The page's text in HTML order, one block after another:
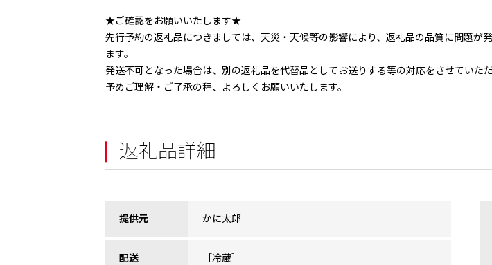
★ご確認をお願いいたします★
先行予約の返礼品につきましては、天災・天候等の影響により、返礼品の品質に問題
ます。
発送不可となった場合は、別の返礼品を代替品としてお送りする等の対応をさせていただ
予めご理解・ご了承の程、よろしくお願いいたします。
返礼品詳細
提供元 かに太郎
配送 ［冷蔵］